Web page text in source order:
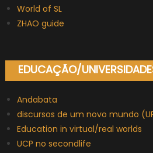
World of SL
ZHAO guide
EDUCAÇÃO/
Andabata
discursos de um novo mundo
Education in virtual/real worlds
UCP no secondlife